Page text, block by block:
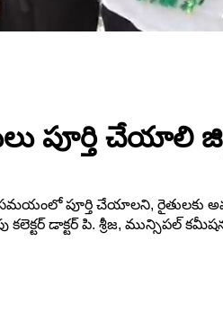
పూర్తి చేయాలి
పూర్తి చేయాలని, రైతులకు
డాక్టర్ పి. శ్రీజ, మున్సిపల్